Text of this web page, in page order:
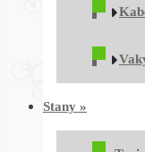
Stany »